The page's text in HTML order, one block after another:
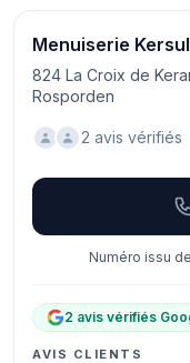
Menuiserie
824 La Croix de
Rosporden
2 avis vérifiés
Numéro issu
2 avis vérifiés
AVIS CLIENTS